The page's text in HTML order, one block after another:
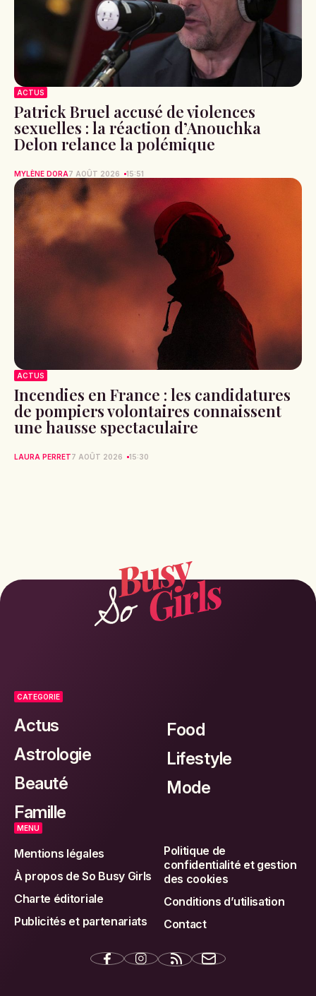
ACTUS
Patrick Bruel accusé de violences
sexuelles : la réaction d’Anouchka
Delon relance la polémique
MYLÈNE DORA7 AOÛT 2026 15:51
ACTUS
Incendies en France : les candidatures
de pompiers volontaires connaissent
une hausse spectaculaire
LAURA PERRET7 AOÛT 2026 15:30
CATEGORIE
Actus
Astrologie
Beauté
Famille
Food
Lifestyle
Mode
MENU
Mentions légales
À propos de So Busy Girls
Charte éditoriale
Publicités et partenariats
Politique de
confidentialité et gestion
des cookies
Conditions d’utilisation
Contact